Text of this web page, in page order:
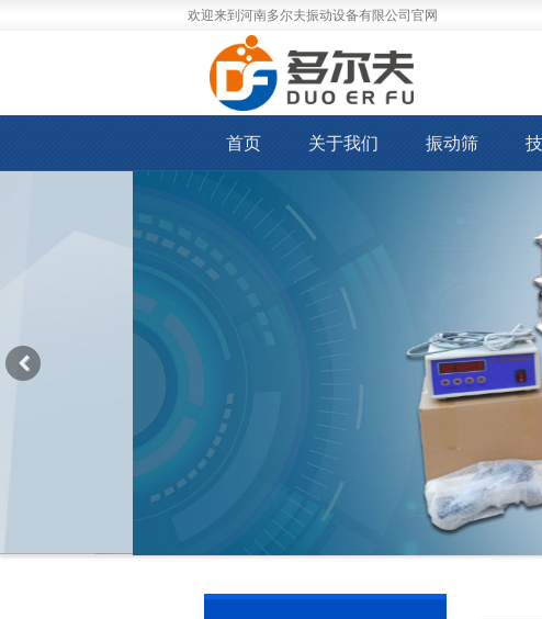
欢迎来到河南多尔夫振动设备有限公司官网
首页 关于我们 振动筛